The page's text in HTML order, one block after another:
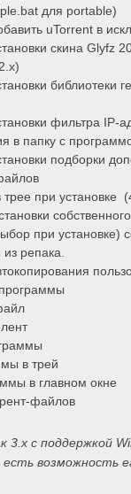
для portable)
uTorrent в
скина Glyfz
библиотеки
фильтра IP-
в папку с
подборки
при установке
при установке)
репака.
в трей
в главном окне
файлов
3.x с поддержкой
возможность